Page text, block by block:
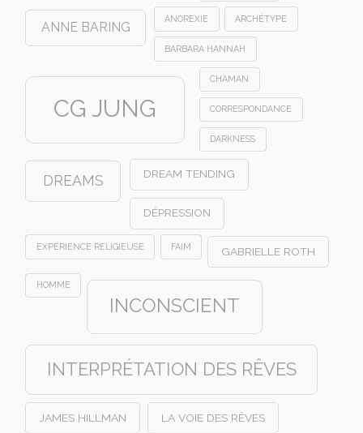
ANNE BARING
ANOREXIE ARCHÉTYPE
BARBARA HANNAH
CG JUNG
CHAMAN
CORRESPONDANCE
DARKNESS
DREAMS DREAM TENDING
DÉPRESSION
EXPÉRIENCE RELIGIEUSE FAIM GABRIELLE ROTH
HOMME
INCONSCIENT
INTERPRÉTATION DES RÊVES
JAMES HILLMAN LA VOIE DES RÊVES